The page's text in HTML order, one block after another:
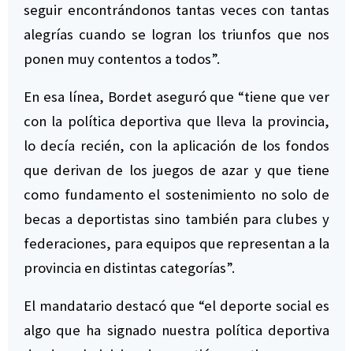
seguir encontrándonos tantas veces con tantas
alegrías cuando se logran los triunfos que nos
ponen muy contentos a todos”.
En esa línea, Bordet aseguró que “tiene que ver
con la política deportiva que lleva la provincia,
lo decía recién, con la aplicación de los fondos
que derivan de los juegos de azar y que tiene
como fundamento el sostenimiento no solo de
becas a deportistas sino también para clubes y
federaciones, para equipos que representan a la
provincia en distintas categorías”.
El mandatario destacó que “el deporte social es
algo que ha signado nuestra política deportiva